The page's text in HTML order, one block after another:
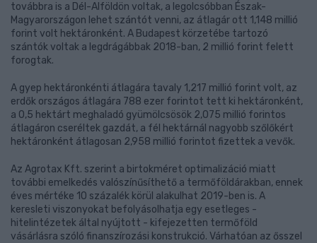
továbbra is a Dél-Alföldön voltak, a legolcsóbban Észak-
Magyarországon lehet szántót venni, az átlagár ott 1,148 millió
forint volt hektáronként. A Budapest körzetébe tartozó
szántók voltak a legdrágábbak 2018-ban, 2 millió forint felett
forogtak.
A gyep hektáronkénti átlagára tavaly 1,217 millió forint volt, az
erdők országos átlagára 788 ezer forintot tett ki hektáronként,
a 0,5 hektárt meghaladó gyümölcsösök 2,075 millió forintos
átlagáron cseréltek gazdát, a fél hektárnál nagyobb szőlőkért
hektáronként átlagosan 2,958 millió forintot fizettek a vevők.
Az Agrotax Kft. szerint a birtokméret optimalizáció miatt
további emelkedés valószínűsíthető a termőföldárakban, ennek
éves mértéke 10 százalék körül alakulhat 2019-ben is. A
keresleti viszonyokat befolyásolhatja egy esetleges -
hitelintézetek által nyújtott - kifejezetten termőföld
vásárlásra szóló finanszírozási konstrukció. Várhatóan az ősszel